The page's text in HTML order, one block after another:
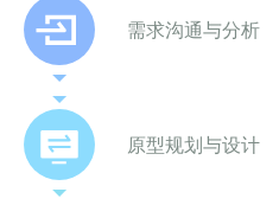
需求沟通与分析
原型规划与设计